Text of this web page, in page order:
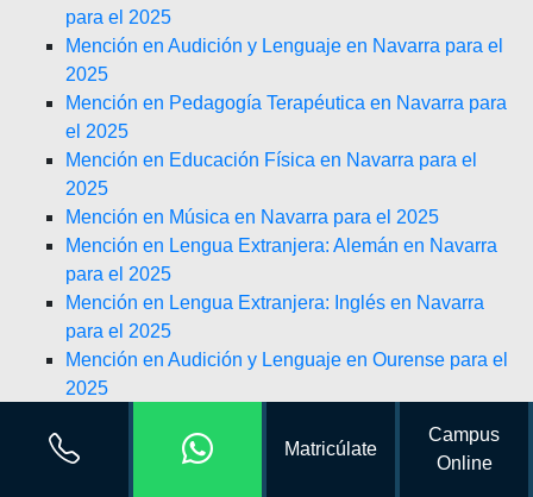
para el 2025
Mención en Audición y Lenguaje en Navarra para el
2025
Mención en Pedagogía Terapéutica en Navarra para
el 2025
Mención en Educación Física en Navarra para el
2025
Mención en Música en Navarra para el 2025
Mención en Lengua Extranjera: Alemán en Navarra
para el 2025
Mención en Lengua Extranjera: Inglés en Navarra
para el 2025
Mención en Audición y Lenguaje en Ourense para el
2025
Mención en Educación Física en Ourense para el
Matricúlate
Campus
Online